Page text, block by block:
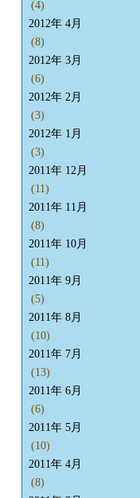
(4)
2012年 4月
(8)
2012年 3月
(6)
2012年 2月
(3)
2012年 1月
(3)
2011年 12月
(11)
2011年 11月
(8)
2011年 10月
(11)
2011年 9月
(5)
2011年 8月
(10)
2011年 7月
(13)
2011年 6月
(6)
2011年 5月
(10)
2011年 4月
(8)